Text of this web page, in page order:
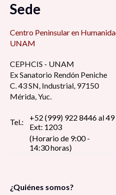
Sede
Centro Peninsular en
UNAM
CEPHCIS - UNAM
Ex Sanatorio Rendón Peniche
C. 43 SN, Industrial, 97150
Mérida, Yuc.
Tel.:
+52 (999) 922 8446 al 49
Ext: 1203
(Horario de 9:00 -
14:30 horas)
¿Quiénes somos?